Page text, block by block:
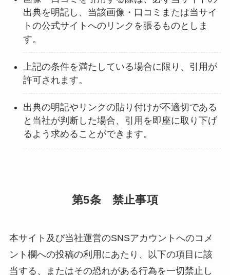
出典を明記し、当該画像・口コミまたは当サイ
トの公式サイトへのリンクを張るものとしま
す。
上記の条件を満たしている場合に限り、引用が
許可されます。
出典の明記やリンクの貼り付けが不適切である
と当社が判断した場合、引用を即座に取り下げ
るよう求めることができます。
第5条 禁止事項
本サイト及び当社運営のSNSアカウントへのコメ
ント欄への投稿の利用にあたり、以下の項目に該
当する、またはその恐れがある行為を一切禁止し